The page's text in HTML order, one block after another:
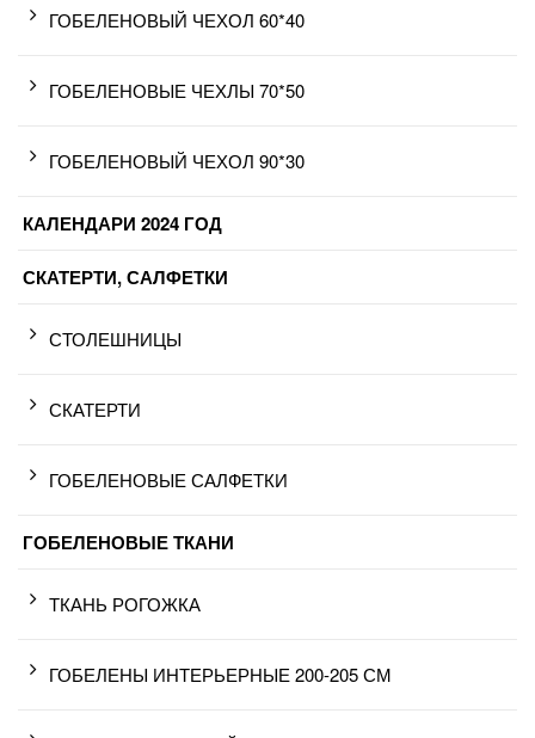
ГОБЕЛЕНОВЫЙ ЧЕХОЛ 60*40
ГОБЕЛЕНОВЫЕ ЧЕХЛЫ 70*50
ГОБЕЛЕНОВЫЙ ЧЕХОЛ 90*30
КАЛЕНДАРИ 2024 ГОД
СКАТЕРТИ, САЛФЕТКИ
СТОЛЕШНИЦЫ
СКАТЕРТИ
ГОБЕЛЕНОВЫЕ САЛФЕТКИ
ГОБЕЛЕНОВЫЕ ТКАНИ
ТКАНЬ РОГОЖКА
ГОБЕЛЕНЫ ИНТЕРЬЕРНЫЕ 200-205 СМ